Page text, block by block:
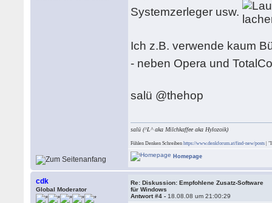
Systemzerleger usw.
Ich z.B. verwende kaum
- neben Opera und
salü @thehop
salü (^L^ aka Milchkaffee aka Hylozoik)
Fühlen Denken Schreibenhttps://www.denkforum.at/find-new/posts |
Homepage
cdk
Global Moderator
Re: Diskussion: Empfohlene Zusatz-Software
für Windows
Antwort #4 - 18.08.08 um 21:00:29